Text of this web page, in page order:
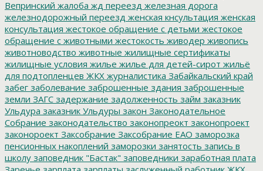
Вепринский жалоба жд переезд железная дорога
железнодорожный переезд женская кнсультация женская
консультация жестокое обращение с детьми жестокое
обращение с животными жестокость живодер живопись
животноводство животные жилищные сертификаты
жилищные условия жилье жилье для детей-сирот жильё
для подтопленцев ЖКХ журналистика Забайкальский край
забег заболевание заброшенные здания заброшенные
земли ЗАГС задержание задолженность займ заказник
Ульдура заказник Ульдуры закон Законодательное
Собрание законодательство законопреокт законопроект
законороект Заксобрание Заксобрание ЕАО заморозка
пенсионных накоплений заморозки занятость запись в
школу заповедник "Бастак" заповедники заработная плата